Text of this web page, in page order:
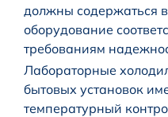
должны содержаться
оборудование
требованиям
Лабораторные
бытовых установок
температурный